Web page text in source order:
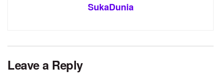
SukaDunia
Leave a Reply